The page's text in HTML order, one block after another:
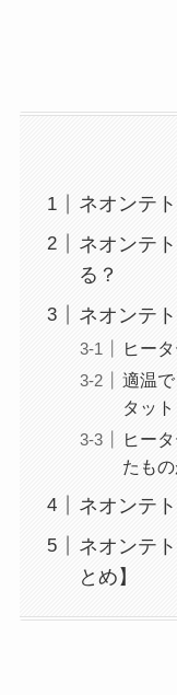
ネオンテ
ネオンテ
る？
ネオンテ
ヒー
適温
タット
ヒー
たも
ネオンテ
ネオンテ
とめ】